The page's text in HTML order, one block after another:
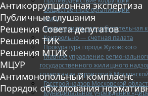
Общественные организации
ОМВД
Территориальная избирательная
Контрольно — счетная палата
Прокуратура города Жуковского
Главное управление
государственного жилищного
содержания территорий
Госстройнадзор Московской
Муниципальное учреждение
Антикоррупционная экспертиза
Публичные слушания
Решения Совета депутатов
Решения ТИК
Решения МТИК
МЦУР
Антимонопольный комплаенс
Порядок обжалования